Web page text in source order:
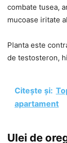
combate tusea,
mucoase iritate
Planta este
de testosteron,
Citește și:
apartament
Ulei de